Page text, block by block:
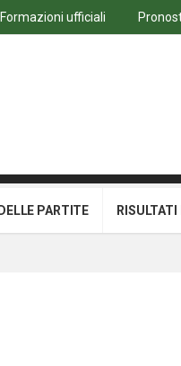
Formazioni ufficiali
PARTITE RISULTATI